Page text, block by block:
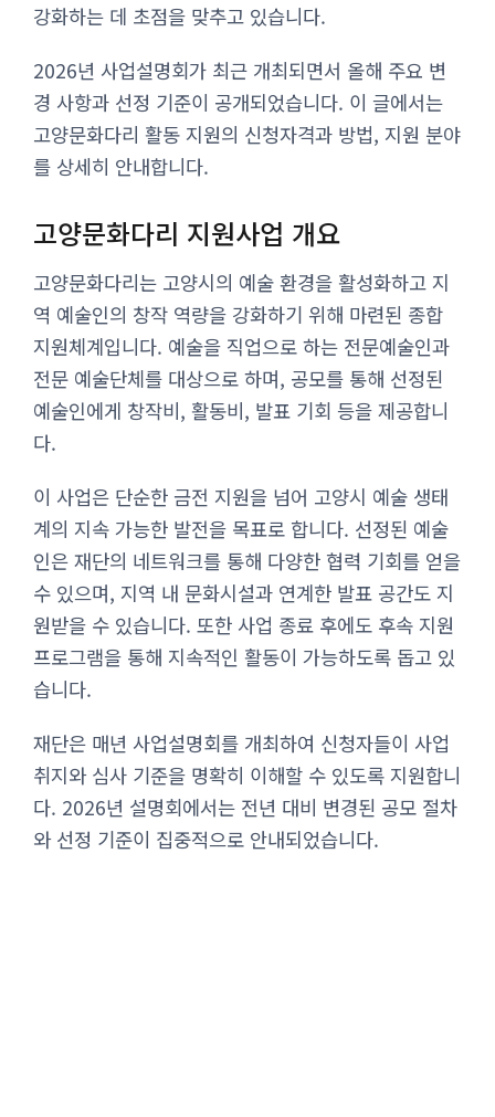
강화하는 데 초점을 맞추고 있습니다.
2026년 사업설명회가 최근 개최되면서 올해 주요 변
경 사항과 선정 기준이 공개되었습니다. 이 글에서는
고양문화다리 활동 지원의 신청자격과 방법, 지원 분야
를 상세히 안내합니다.
고양문화다리 지원사업 개요
고양문화다리는 고양시의 예술 환경을 활성화하고 지
역 예술인의 창작 역량을 강화하기 위해 마련된 종합
지원체계입니다. 예술을 직업으로 하는 전문예술인과
전문 예술단체를 대상으로 하며, 공모를 통해 선정된
예술인에게 창작비, 활동비, 발표 기회 등을 제공합니
다.
이 사업은 단순한 금전 지원을 넘어 고양시 예술 생태
계의 지속 가능한 발전을 목표로 합니다. 선정된 예술
인은 재단의 네트워크를 통해 다양한 협력 기회를 얻을
수 있으며, 지역 내 문화시설과 연계한 발표 공간도 지
원받을 수 있습니다. 또한 사업 종료 후에도 후속 지원
프로그램을 통해 지속적인 활동이 가능하도록 돕고 있
습니다.
재단은 매년 사업설명회를 개최하여 신청자들이 사업
취지와 심사 기준을 명확히 이해할 수 있도록 지원합니
다. 2026년 설명회에서는 전년 대비 변경된 공모 절차
와 선정 기준이 집중적으로 안내되었습니다.